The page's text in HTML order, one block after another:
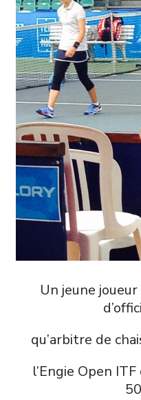
Un jeune
qu’arbitre de
l’Engie Open